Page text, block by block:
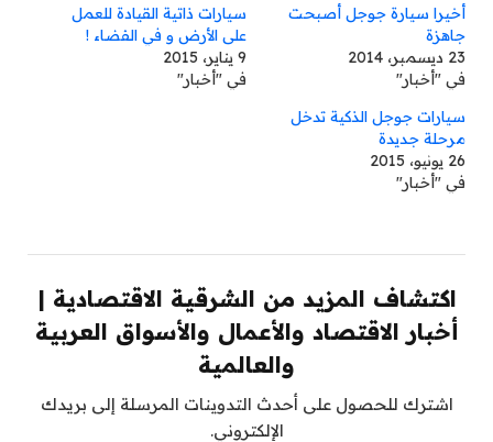
أخيرا سيارة جوجل أصبحت
جاهزة
23 ديسمبر، 2014
في "أخبار"
سيارات ذاتية القيادة للعمل
على الأرض و في الفضاء !
9 يناير، 2015
في "أخبار"
سيارات جوجل الذكية تدخل
مرحلة جديدة
26 يونيو، 2015
في "أخبار"
اكتشاف المزيد من الشرقية الاقتصادية |
أخبار الاقتصاد والأعمال والأسواق العربية
والعالمية
اشترك للحصول على أحدث التدوينات المرسلة إلى بريدك
الإلكتروني.